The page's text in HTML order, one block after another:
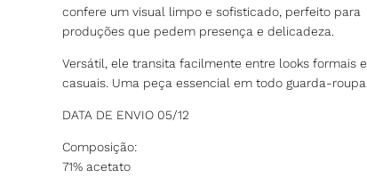
confere um visual limpo e sofisticado, perfeito para
produções que pedem presença e delicadeza.
Versátil, ele transita facilmente entre looks formais e
casuais. Uma peça essencial em todo guarda-roupa.
DATA DE ENVIO 05/12
Composição:
71% acetato